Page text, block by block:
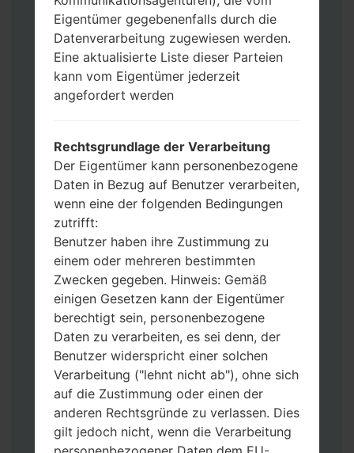
CSC_***: „Country & Region & Operator“
HOME_CSC_***: „Country & Region &
Operator“
Fügen Sie dem Programm Odin 3 alle
Dateien hinzu.
Wenn Sie das Telefon flashen und auf die
möchten, wählen Sie CSC_***, in einem
anderen Fall wählen Sie HOME_CSC_***
um Ihre Daten zu speichern.
Jetzt schalten Sie das Gerät aus und
aktivieren Sie Download-Modus. Alle
Methoden, wie es geht:
Halten Sie die Power-, Lautstärke- und
Bixbi- Tasten gedrückt.
Halten Sie Lauter- und Leiser-Tasten
gedrückt. Schließen Sie das Telefon mit
einem USB-Kabel an den PC an.
Halten Sie die Power-, Lauter- und
Home-Tasten gedrückt.
Schließen Sie das USB-Kabel an und
halten Sie die Leiser- und Bixbi-Tasten
gedrückt.
Halten Sie die Power- und Lauter-
Eigentümer gegebenenfalls durch die
Datenverarbeitung zugewiesen werden.
Eine aktualisierte Liste dieser Parteien
kann vom Eigentümer jederzeit
angefordert werden
Rechtsgrundlage der Verarbeitung
Der Eigentümer kann personenbezogene
Daten in Bezug auf Benutzer verarbeiten,
wenn eine der folgenden Bedingungen
zutrifft:
Benutzer haben ihre Zustimmung zu
einem oder mehreren bestimmten
Zwecken gegeben. Hinweis: Gemäß
einigen Gesetzen kann der Eigentümer
berechtigt sein, personenbezogene
Daten zu verarbeiten, es sei denn, der
Benutzer widerspricht einer solchen
Verarbeitung ("lehnt nicht ab"), ohne sich
auf die Zustimmung oder einen der
anderen Rechtsgründe zu verlassen. Dies
gilt jedoch nicht, wenn die Verarbeitung